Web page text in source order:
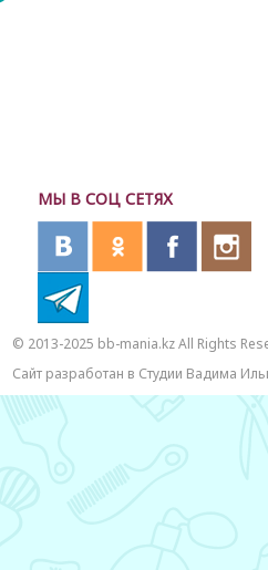
МЫ В СОЦ СЕТЯХ
© 2013-2025 bb-mania.kz All Rights
Сайт разработан в Студии Вадима